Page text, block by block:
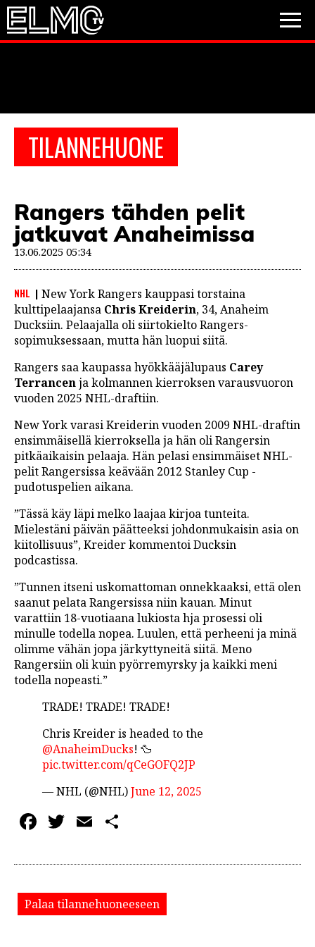
TILANNEHUONE
Rangers tähden pelit
jatkuvat Anaheimissa
13.06.2025 05:34
NHL
New York Rangers kauppasi torstaina
kulttipelaajansa Chris Kreiderin, 34, Anaheim
Ducksiin. Pelaajalla oli siirtokielto Rangers-
sopimuksessaan, mutta hän luopui siitä.
Rangers saa kaupassa hyökkääjälupaus Carey
Terrancenja kolmannen kierroksen varausvuoron
vuoden 2025 NHL-draftiin.
New York varasi Kreiderin vuoden 2009 NHL-draftin
ensimmäisellä kierroksella ja hän oli Rangersin
pitkäaikaisin pelaaja. Hän pelasi ensimmäiset NHL-
pelit Rangersissa keävään 2012 Stanley Cup -
pudotuspelien aikana.
”Tässä käy läpi melko laajaa kirjoa tunteita.
Mielestäni päivän päätteeksi johdonmukaisin asia on
kiitollisuus”, Kreider kommentoi Ducksin
podcastissa.
”Tunnen itseni uskomattoman onnekkaaksi, että olen
saanut pelata Rangersissa niin kauan. Minut
varattiin 18-vuotiaana lukiosta hja prosessi oli
minulle todella nopea. Luulen, että perheeni ja minä
olimme vähän jopa järkyttyneitä siitä. Meno
Rangersiin oli kuin pyörremyrsky ja kaikki meni
todella nopeasti.”
TRADE! TRADE! TRADE!
Chris Kreider is headed to the
@AnaheimDucks! 🦆
pic.twitter.com/qCeGOFQ2JP
— NHL (@NHL)June 12, 2025
Facebook
Twitter
Email
Palaa tilannehuoneeseen
PESÄPALLO
VIDEOT
JALKAPALLO
EM2021
Huuhkajat
Veikkausliiga
JÄÄKIEKKO
PESÄPALLO
F1
LINTU VAI KALA
46 DENTON ROAD
VIDEOT
PODCASTIT
KOLUMNIT